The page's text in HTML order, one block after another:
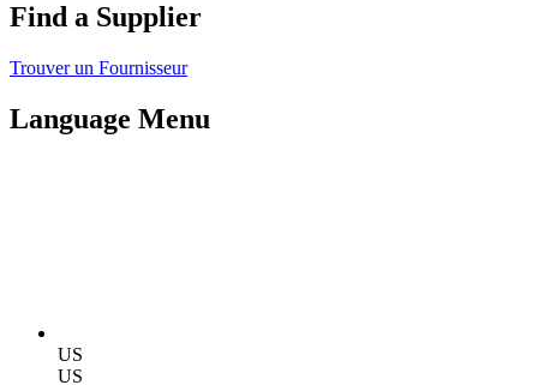
Find a Supplier
Trouver un Fournisseur
Language Menu
US
US